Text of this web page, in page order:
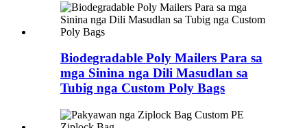
Biodegradable Poly Mailers Para sa
mga Sinina nga Dili Masudlan sa
Tubig nga Custom Poly Bags